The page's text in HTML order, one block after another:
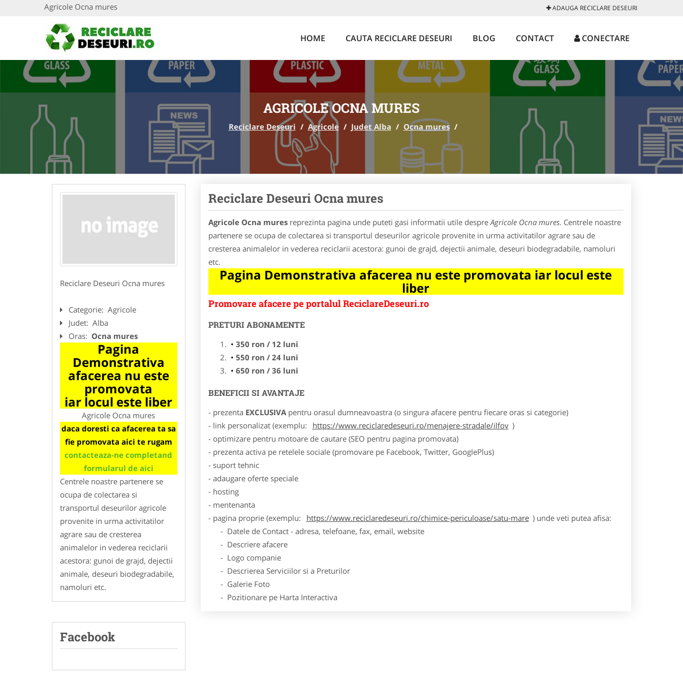
Agricole Ocna mures ADAUGA RECICLARE DESEURI
HOME CAUTA RECICLARE DESEURI BLOG CONTACT CONECTARE
AGRICOLE OCNA MURES
Reciclare Deseuri / Agricole / Judet Alba / Ocna mures /
Reciclare Deseuri Ocna mures
Categorie: Agricole
Judet: Alba
Oras: Ocna mures
Pagina
Demonstrativa
afacerea nu este
promovata
iar locul este liber
Agricole Ocna mures
daca doresti ca afacerea ta sa
fie promovata aici te rugam
contacteaza-ne completand
formularul de aici
Centrele noastre partenere se
ocupa de colectarea si
transportul deseurilor agricole
provenite in urma activitatilor
agrare sau de cresterea
animalelor in vederea reciclarii
acestora: gunoi de grajd, dejectii
animale, deseuri biodegradabile,
namoluri etc.
Facebook
Reciclare Deseuri Ocna mures
Agricole Ocna muresreprezinta pagina unde puteti gasi informatii utile despreAgricole Ocna mures. Centrele noastre
partenere se ocupa de colectarea si transportul deseurilor agricole provenite in urma activitatilor agrare sau de
cresterea animalelor in vederea reciclarii acestora: gunoi de grajd, dejectii animale, deseuri biodegradabile, namoluri
etc.
Pagina Demonstrativa afacerea nu este promovata iar locul este
liber
Promovare afacere pe portalul ReciclareDeseuri.ro
PRETURI ABONAMENTE
350 ron / 12 luni
550 ron / 24 luni
650 ron / 36 luni
BENEFICII SI AVANTAJE
- prezenta EXCLUSIVApentru orasul dumneavoastra (o singura afacere pentru fiecare oras si categorie)
- link personalizat (exemplu:
https://www.reciclaredeseuri.ro/menajere-stradale/ilfov )
- optimizare pentru motoare de cautare (SEO pentru pagina promovata)
- prezenta activa pe retelele sociale (promovare pe Facebook, Twitter, GooglePlus)
- suport tehnic
- adaugare oferte speciale
- hosting
- mentenanta
- pagina proprie (exemplu:
https://www.reciclaredeseuri.ro/chimice-periculoase/satu-mare ) unde veti putea afisa:
- Datele de Contact - adresa, telefoane, fax, email, website
- Descriere afacere
- Logo companie
- Descrierea Serviciilor si a Preturilor
- Galerie Foto
- Pozitionare pe Harta Interactiva